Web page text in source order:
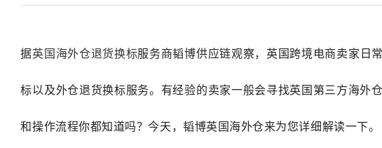
据英国海外仓退货换标服务商韬博供应链观察，英国跨境电商卖家日
标以及外仓退货换标服务。有经验的卖家一般会寻找英国第三方海
和操作流程你都知道吗？今天，韬博英国海外仓来为您详细解读一下。